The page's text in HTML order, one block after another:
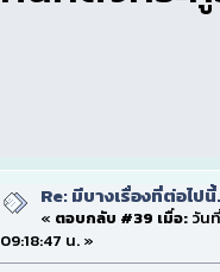
Re: มีบางเรื่องที่ต่อไป
« ตอบกลับ #39 เมื่อ:วันที่
09:18:47 น. »